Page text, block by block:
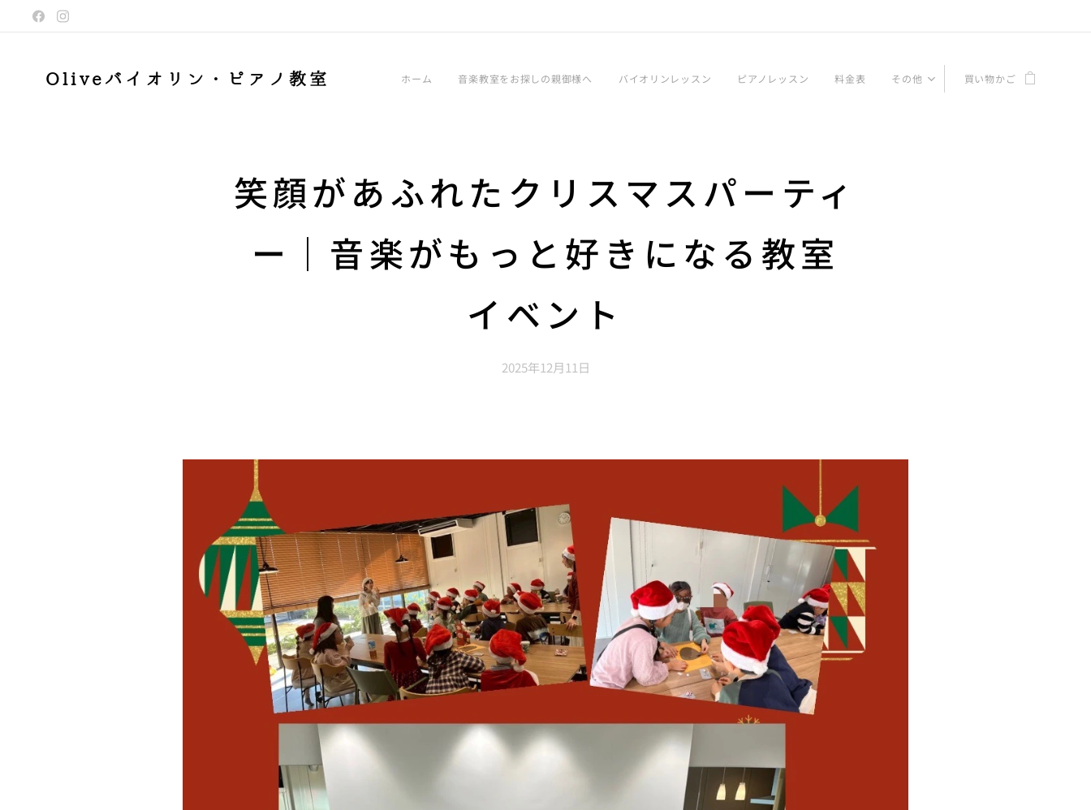
Oliveバイオリン・ピアノ教室 ホーム 音楽教室をお探しの親御様へ バイオリンレッスン ピアノレッスン 料金表 その他 買い物かご
笑顔があふれたクリスマスパーティ
ー｜音楽がもっと好きになる教室
イベント
2025年12月11日